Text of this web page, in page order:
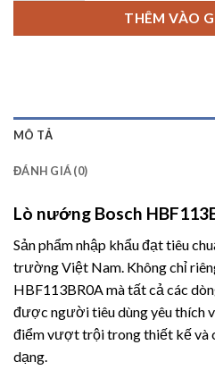
THÊM VÀO
MÔ TẢ
ĐÁNH GIÁ (0)
Lò nướng Bosch
Sản phẩm nhập khẩu đạt tiêu
trường Việt Nam. Không chỉ
HBF113BR0A mà tất cả các
được người tiêu dùng yêu thích
điểm vượt trội trong thiết kế và
dạng.